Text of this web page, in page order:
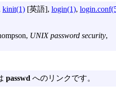
kinit(1) [英語], login(1),
, UNIX password security,
passwd へのリンクです。